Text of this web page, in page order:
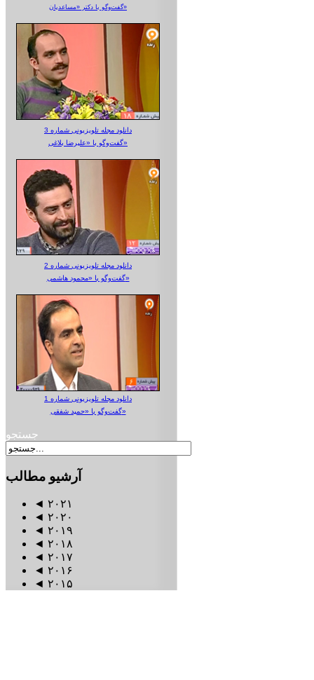
گفت‌وگو با دکتر «مساعدیان»
دانلود مجله تلویزیونی شماره 3
گفت‌وگو با «علیرضا بلاغی»
دانلود مجله تلویزیونی شماره 2
گفت‌وگو با «محمود هاشمی»
دانلود مجله تلویزیونی شماره 1
گفت‌وگو با «حمید شفقی»
جستجو
آرشیو مطالب
◄ ۲۰۲۱
◄ ۲۰۲۰
◄ ۲۰۱۹
◄ ۲۰۱۸
◄ ۲۰۱۷
◄ ۲۰۱۶
◄ ۲۰۱۵